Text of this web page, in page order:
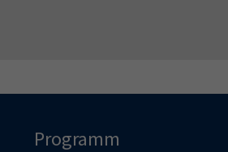
Programm